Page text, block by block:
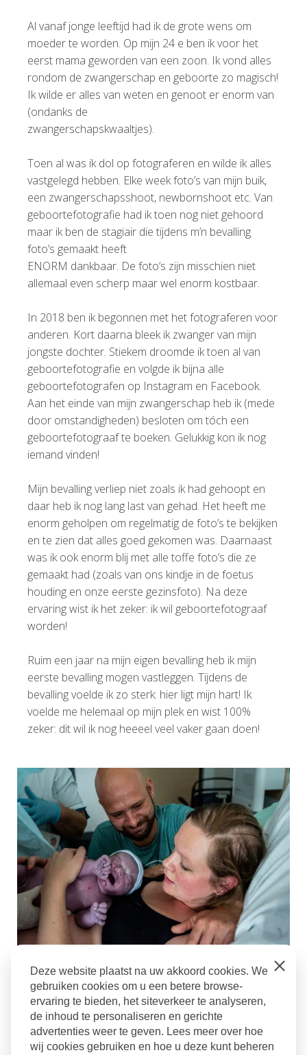
Al vanaf jonge leeftijd had ik de grote wens om
moeder te worden. Op mijn 24 e ben ik voor het
eerst mama geworden van een zoon. Ik vond alles
rondom de zwangerschap en geboorte zo magisch!
Ik wilde er alles van weten en genoot er enorm van
(ondanks de
zwangerschapskwaaltjes).
Toen al was ik dol op fotograferen en wilde ik alles
vastgelegd hebben. Elke week foto’s van mijn buik,
een zwangerschapsshoot, newbornshoot etc. Van
geboortefotografie had ik toen nog niet gehoord
maar ik ben de stagiair die tijdens m’n bevalling
foto’s gemaakt heeft
ENORM dankbaar. De foto’s zijn misschien niet
allemaal even scherp maar wel enorm kostbaar.
In 2018 ben ik begonnen met het fotograferen voor
anderen. Kort daarna bleek ik zwanger van mijn
jongste dochter. Stiekem droomde ik toen al van
geboortefotografie en volgde ik bijna alle
geboortefotografen op Instagram en Facebook.
Aan het einde van mijn zwangerschap heb ik (mede
door omstandigheden) besloten om tóch een
geboortefotograaf te boeken. Gelukkig kon ik nog
iemand vinden!
Mijn bevalling verliep niet zoals ik had gehoopt en
daar heb ik nog lang last van gehad. Het heeft me
enorm geholpen om regelmatig de foto’s te bekijken
en te zien dat alles goed gekomen was. Daarnaast
was ik ook enorm blij met alle toffe foto’s die ze
gemaakt had (zoals van ons kindje in de foetus
houding en onze eerste gezinsfoto). Na deze
ervaring wist ik het zeker: ik wil geboortefotograaf
worden!
Ruim een jaar na mijn eigen bevalling heb ik mijn
eerste bevalling mogen vastleggen. Tijdens de
bevalling voelde ik zo sterk: hier ligt mijn hart! Ik
voelde me helemaal op mijn plek en wist 100%
zeker: dit wil ik nog heeeel veel vaker gaan doen!
Foto van mijn derde bevalling (juni 2019) - gemaakt
door www.wildflowerphotography.nl
Overig
Culemborg,geboortefotograaf, geboortefotografie
over mij,zwanger in culemborg
Deze website plaatst na uw akkoord cookies. We
gebruiken cookies om u een betere browse-
ervaring te bieden, het siteverkeer te analyseren,
de inhoud te personaliseren en gerichte
advertenties weer te geven. Lees meer over hoe
wij cookies gebruiken en hoe u deze kunt beheren
Close